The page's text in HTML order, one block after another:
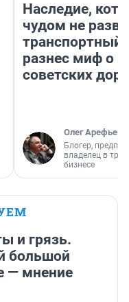
Наследие,
чудом не
транспортный
разнес миф о
советских
Олег Арефьев
Блогер,
владелец в
бизнесе
и грязь.
большой
— мнение